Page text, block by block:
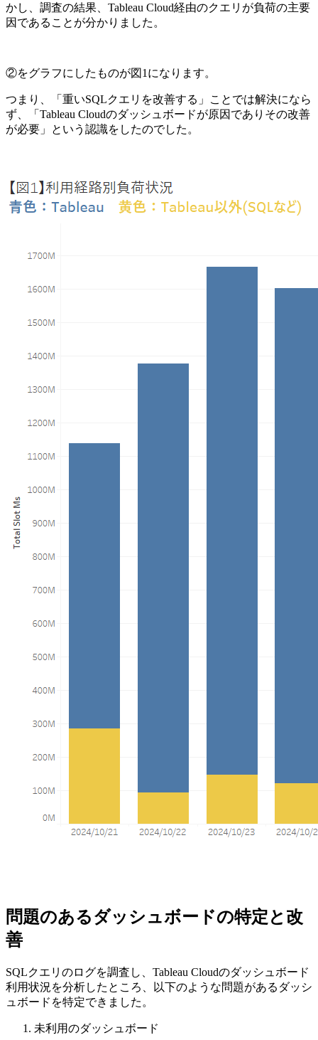
かし、調査の結果、Tableau Cloud経由のクエリが負荷の主要
因であることが分かりました。
②をグラフにしたものが図1になります。
つまり、「重いSQLクエリを改善する」ことでは解決になら
ず、「Tableau Cloudのダッシュボードが原因でありその改善
が必要」という認識をしたのでした。
問題のあるダッシュボードの特定と改
善
SQLクエリのログを調査し、Tableau Cloudのダッシュボード
利用状況を分析したところ、以下のような問題があるダッシ
ュボードを特定できました。
未利用のダッシュボード